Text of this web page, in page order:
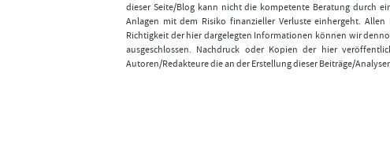
dieser Seite/Blog kann nicht die kompetente Beratung durch
Anlagen mit dem Risiko finanzieller Verluste einhergeht.
Richtigkeit der hier dargelegten Informationen können wir
ausgeschlossen. Nachdruck oder Kopien der hier
Autoren/Redakteure die an der Erstellung dieser Beiträge/